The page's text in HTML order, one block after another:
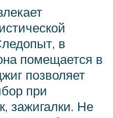
в
помещается в
позволяет
при
зажигалки. Не